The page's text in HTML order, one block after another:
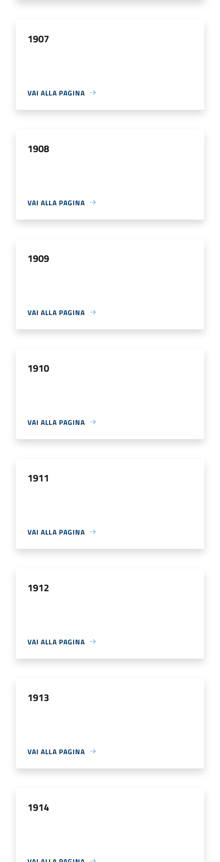
1907
VAI ALLA PAGINA
1908
VAI ALLA PAGINA
1909
VAI ALLA PAGINA
1910
VAI ALLA PAGINA
1911
VAI ALLA PAGINA
1912
VAI ALLA PAGINA
1913
VAI ALLA PAGINA
1914